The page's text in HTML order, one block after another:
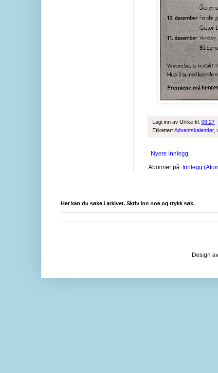
Lagt inn av Ulrike kl. 09:27
Etiketter: Adventskalender,
Nyere innlegg
Abonner på: Innlegg
Her kan du søke i arkivet. Skriv inn noe og trykk søk.
Design